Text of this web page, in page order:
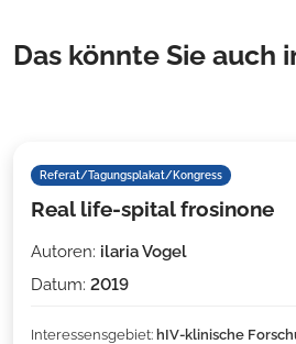
Das könnte Sie auch
Referat/Tagungsplakat/Kongress
Real life-spital frosinone
Autoren: ilaria Vogel
Datum: 2019
Interessensgebiet: hIV-klinische